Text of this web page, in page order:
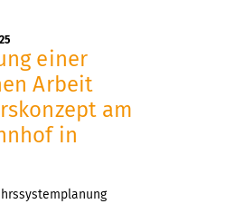
einer
Arbeit
am
in